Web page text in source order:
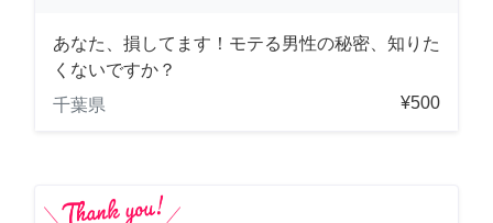
あなた、損してます！モテる男性の秘密、知りた
くないですか？
千葉県
¥500